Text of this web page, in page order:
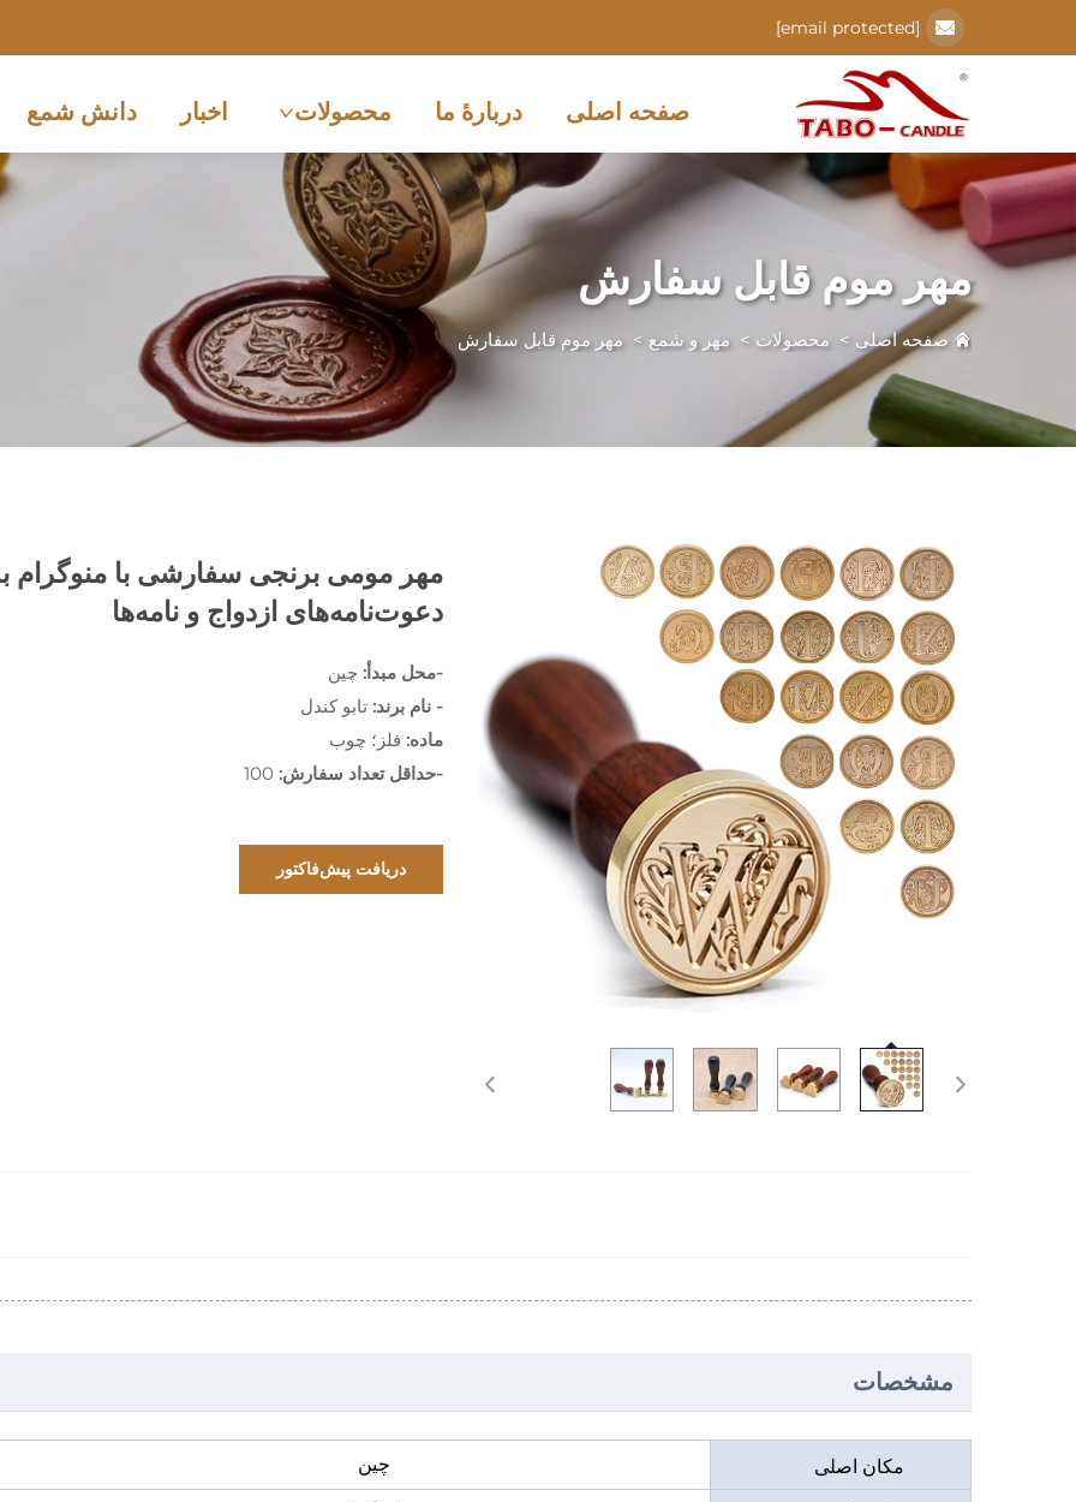
[email protected]
صفحه اصلی دربارهٔ ما محصولات اخبار دانش شمع
مهر موم قابل سفارش
صفحه اصلی >محصولات > مهر و شمع > مهر موم قابل سفارش
مهر مومی برنجی سفارشی با منوگرام
دعوت‌نامه‌های ازدواج و نامه‌ها
-محل مبدأ: چین
- نام برند: تابو کندل
ماده: فلز؛ چوب
-حداقل تعداد سفارش: 100
دریافت پیش‌فاکتور
مشخصات
مکان اصلی چین